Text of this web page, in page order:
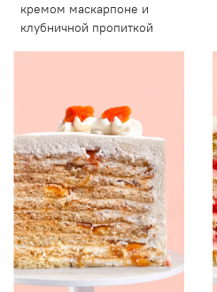
кремом маскарпоне и
клубничной пропиткой